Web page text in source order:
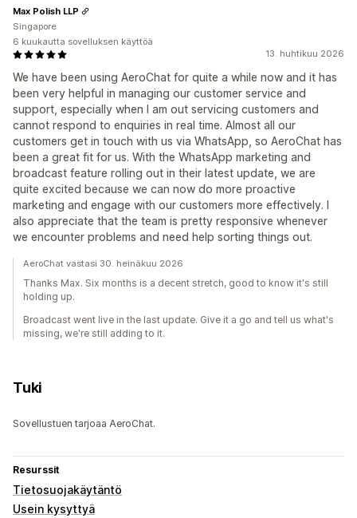
13. huhtikuu 2026
We have been using AeroChat for quite a while now and it has
been very helpful in managing our customer service and
support, especially when I am out servicing customers and
cannot respond to enquiries in real time. Almost all our
customers get in touch with us via WhatsApp, so AeroChat has
been a great fit for us. With the WhatsApp marketing and
broadcast feature rolling out in their latest update, we are
quite excited because we can now do more proactive
marketing and engage with our customers more effectively. I
also appreciate that the team is pretty responsive whenever
we encounter problems and need help sorting things out.
Max Polish LLP
Singapore
6 kuukautta sovelluksen käyttöä
AeroChat vastasi 30. heinäkuu 2026
Thanks Max. Six months is a decent stretch, good to know it's still
holding up.
Broadcast went live in the last update. Give it a go and tell us what's
missing, we're still adding to it.
Tuki
Sovellustuen tarjoaa AeroChat.
Resurssit
Tietosuojakäytäntö
Usein kysyttyä